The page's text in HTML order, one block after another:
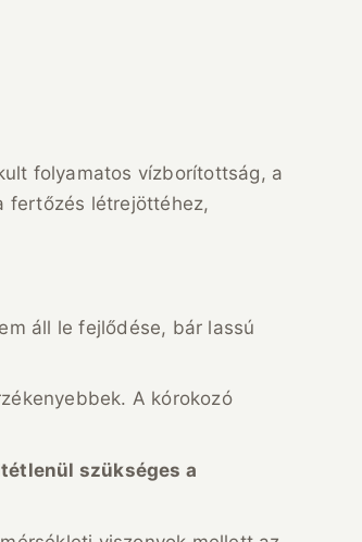
folyamatos vízborítottság, a
fertőzés létrejöttéhez,
áll le fejlődése, bár lassú
A kórokozó
szükséges a